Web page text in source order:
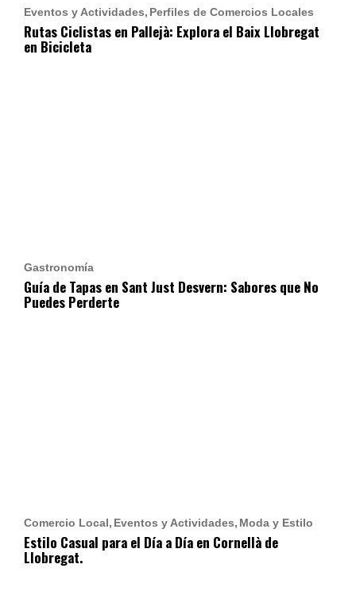
Eventos y Actividades Perfiles de Comercios Locales
Rutas Ciclistas en Pallejà: Explora el Baix Llobregat
en Bicicleta
Gastronomía
Guía de Tapas en Sant Just Desvern: Sabores que No
Puedes Perderte
Comercio Local Eventos y Actividades Moda y Estilo
Estilo Casual para el Día a Día en Cornellà de
Llobregat.